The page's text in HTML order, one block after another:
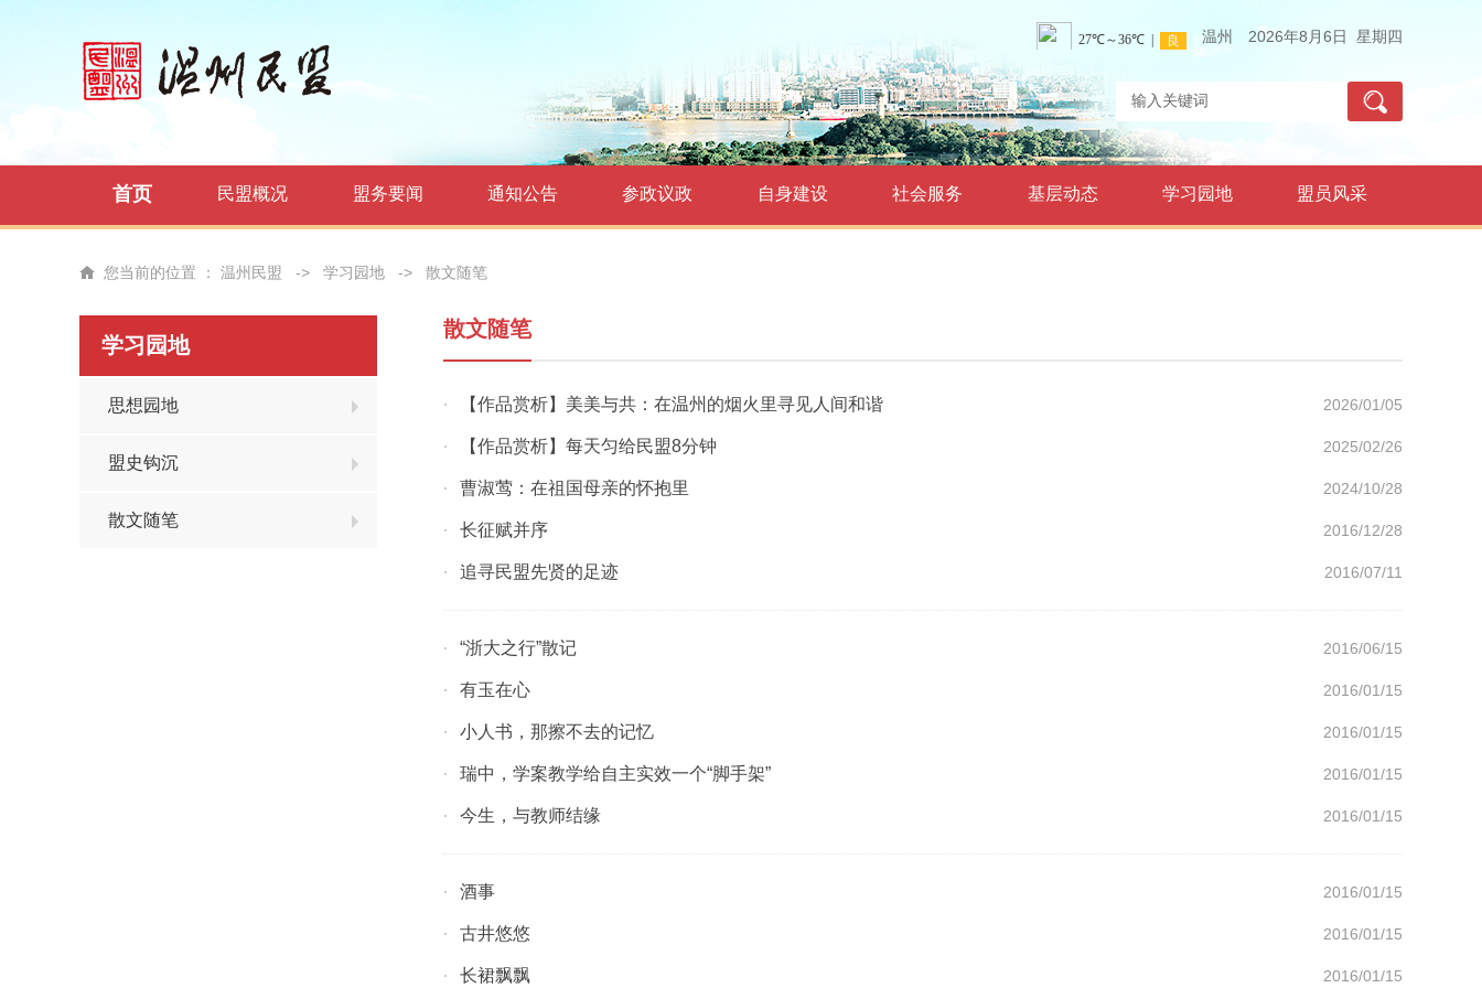
温州 2026年8月6日 星期四
首页 民盟概况 盟务要闻 通知公告 参政议政 自身建设 社会服务 基层动态 学习园地 盟员风采
您当前的位置 ： 温州民盟 -> 学习园地 -> 散文随笔
学习园地
思想园地
盟史钩沉
散文随笔
散文随笔
2026/01/05
· 【作品赏析】美美与共：在温州的烟火里寻见人间和谐
2025/02/26
· 【作品赏析】每天匀给民盟8分钟
2024/10/28
· 曹淑莺：在祖国母亲的怀抱里
2016/12/28
· 长征赋并序
2016/07/11
· 追寻民盟先贤的足迹
2016/06/15
· “浙大之行”散记
2016/01/15
· 有玉在心
2016/01/15
· 小人书，那擦不去的记忆
2016/01/15
· 瑞中，学案教学给自主实效一个“脚手架”
2016/01/15
· 今生，与教师结缘
2016/01/15
· 酒事
2016/01/15
· 古井悠悠
2016/01/15
· 长裙飘飘